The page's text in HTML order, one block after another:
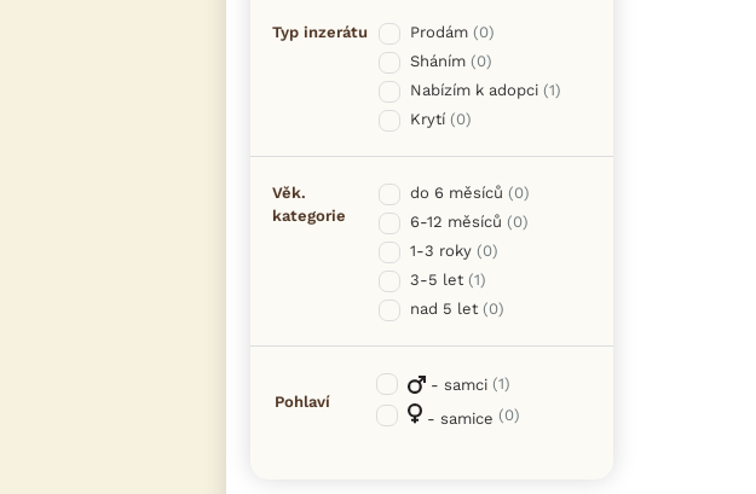
Typ inzerátu Prodám (0)
Sháním (0)
Nabízím k adopci (1)
Krytí (0)
Věk.
kategorie
do 6 měsíců (0)
6-12 měsíců (0)
1-3 roky (0)
3-5 let (1)
nad 5 let (0)
Pohlaví
- samci (1)
- samice (0)